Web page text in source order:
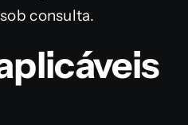
consulta.